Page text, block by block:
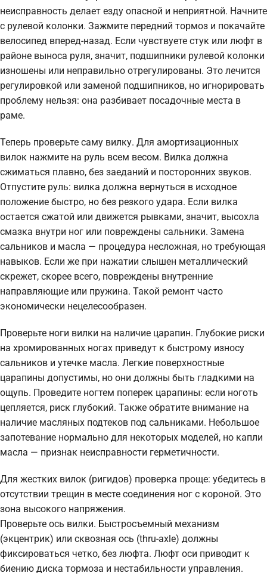
неисправность делает езду опасной и неприятной. Начните
с рулевой колонки. Зажмите передний тормоз и покачайте
велосипед вперед-назад. Если чувствуете стук или люфт в
районе выноса руля, значит, подшипники рулевой колонки
изношены или неправильно отрегулированы. Это лечится
регулировкой или заменой подшипников, но игнорировать
проблему нельзя: она разбивает посадочные места в
раме.
Теперь проверьте саму вилку. Для амортизационных
вилок нажмите на руль всем весом. Вилка должна
сжиматься плавно, без заеданий и посторонних звуков.
Отпустите руль: вилка должна вернуться в исходное
положение быстро, но без резкого удара. Если вилка
остается сжатой или движется рывками, значит, высохла
смазка внутри ног или повреждены сальники. Замена
сальников и масла — процедура несложная, но требующая
навыков. Если же при нажатии слышен металлический
скрежет, скорее всего, повреждены внутренние
направляющие или пружина. Такой ремонт часто
экономически нецелесообразен.
Проверьте ноги вилки на наличие царапин. Глубокие риски
на хромированных ногах приведут к быстрому износу
сальников и утечке масла. Легкие поверхностные
царапины допустимы, но они должны быть гладкими на
ощупь. Проведите ногтем поперек царапины: если ноготь
цепляется, риск глубокий. Также обратите внимание на
наличие масляных подтеков под сальниками. Небольшое
запотевание нормально для некоторых моделей, но капли
масла — признак неисправности герметичности.
Для жестких вилок (ригидов) проверка проще: убедитесь в
отсутствии трещин в месте соединения ног с короной. Это
зона высокого напряжения.
Проверьте ось вилки. Быстросъемный механизм
(экцентрик) или сквозная ось (thru-axle) должны
фиксироваться четко, без люфта. Люфт оси приводит к
биению диска тормоза и нестабильности управления.